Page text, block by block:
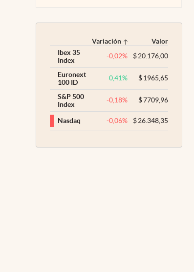
Variación
Valor
Ibex 35
Index
-0,02% $20.176,00
Euronext
100 ID
0,41% $1965,65
S&P 500
Index
-0,18% $7709,96
Nasdaq -0,06% $26.348,35